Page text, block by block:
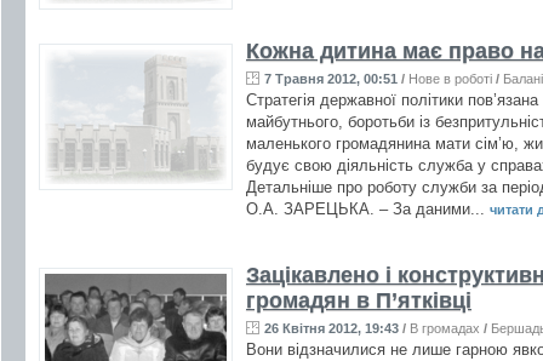
Кожна дитина має право
7 Травня 2012, 00:51 / Нове в роботі /
Стратегія державної політики
майбутнього, боротьби із
маленького громадянина мати сім’ю,
будує свою діяльність служба у
Детальніше про роботу служби за
О.А. ЗАРЕЦЬКА. – За даними... читати
Зацікавлено і
громадян в П’ятківці
26 Квітня 2012, 19:43 / В громадах /
Вони відзначилися не лише гарною